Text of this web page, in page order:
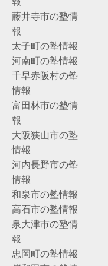
藤井寺市の塾情
報
太子町の塾情報
河南町の塾情報
千早赤阪村の塾
情報
富田林市の塾情
報
大阪狭山市の塾
情報
河内長野市の塾
情報
和泉市の塾情報
高石市の塾情報
泉大津市の塾情
報
忠岡町の塾情報